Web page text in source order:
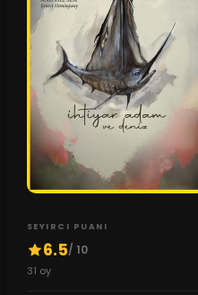
SEYIRCI PUANI
6.5/ 10
31 oy